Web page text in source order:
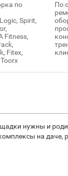
по
Spirit,
Fitness,
Fitex,
По
нужны и
на даче,